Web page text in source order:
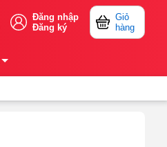
Đăng nhập
Đăng ký
Giỏ
hàng